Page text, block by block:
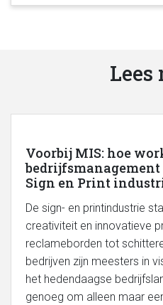
Lees
Voorbij MIS: hoe
Sign en Print
De sign- en printindustrie
creativiteit en innovatieve
reclameborden tot
bedrijven zijn meesters in
het hedendaagse
genoeg om alleen maar